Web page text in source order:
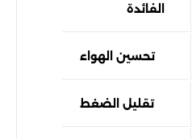
الفائدة
تحسين الهواء
تقليل الضغط